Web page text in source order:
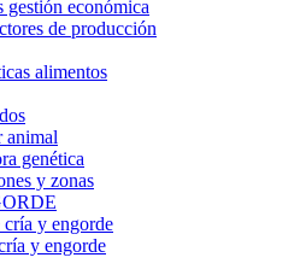
gestión económica
de producción
alimentos
animal
genética
y zonas
y engorde
y engorde